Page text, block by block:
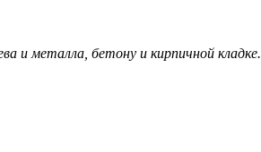
и металла, бетону и кирпичной кладке.